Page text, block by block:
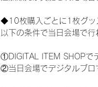
◆10枚購入ごとに1枚グッ
以下の条件で当日会場で
①DIGITAL ITEM SHOPで
②当日会場でデジタルブロ